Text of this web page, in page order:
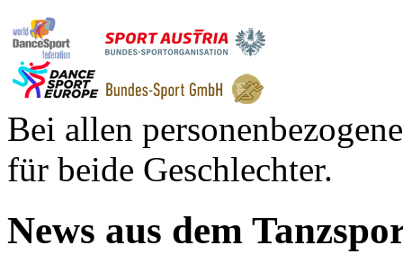
Bei allen
für beide Geschlechter.
News aus dem